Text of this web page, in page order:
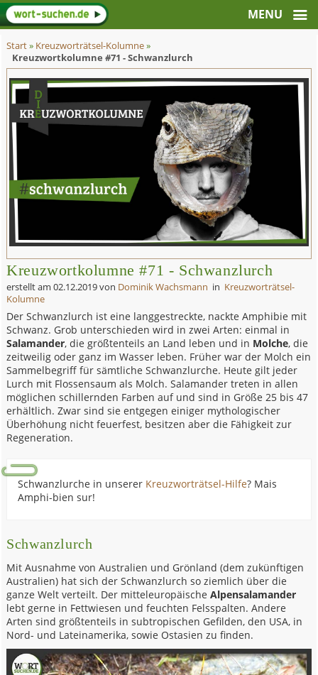
Start» Kreuzworträtsel-Kolumne»
Kreuzwortkolumne #71 - Schwanzlurch
Kreuzwortkolumne #71 - Schwanzlurch
erstellt am02.12.2019von Dominik Wachsmann in Kreuzworträtsel-
Kolumne
Der Schwanzlurch ist eine langgestreckte, nackte Amphibie mit
Schwanz. Grob unterschieden wird in zwei Arten: einmal in
Salamander, die größtenteils an Land leben und in Molche, die
zeitweilig oder ganz im Wasser leben. Früher war der Molch ein
Sammelbegriff für sämtliche Schwanzlurche. Heute gilt jeder
Lurch mit Flossensaum als Molch. Salamander treten in allen
möglichen schillernden Farben auf und sind in Größe 25 bis 47
erhältlich. Zwar sind sie entgegen einiger mythologischer
Überhöhung nicht feuerfest, besitzen aber die Fähigkeit zur
Regeneration.
Schwanzlurche in unserer Kreuzworträtsel-Hilfe? Mais
Amphi-bien sur!
Schwanzlurch
Mit Ausnahme von Australien und Grönland (dem zukünftigen
Australien) hat sich der Schwanzlurch so ziemlich über die
ganze Welt verteilt. Der mitteleuropäischeAlpensalamander
lebt gerne in Fettwiesen und feuchten Felsspalten. Andere
Arten sind größtenteils in subtropischen Gefilden, den USA, in
Nord- und Lateinamerika, sowie Ostasien zu finden.